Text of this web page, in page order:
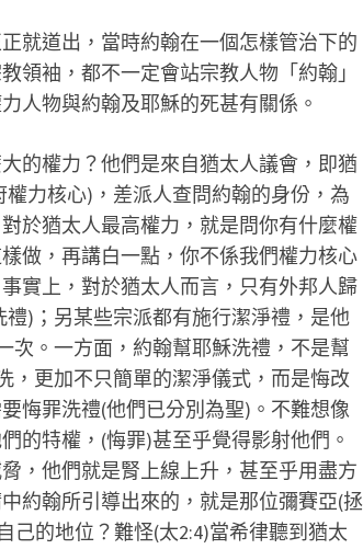
就道出，當時約翰在一個怎樣管治下的
領袖，都不一定會站宗教人物「約翰」
人物與約翰及耶穌的死甚有關係。
的權力？他們是來自猶太人議會，即猶
力核心)，差派人查問約翰的身份，為
於猶太人最高權力，就是問你有什麼權
做，再講白一點，你不係我們權力核心
實上，對於猶太人而言，只有外邦人歸
)；另某些宗派都有施行潔淨禮，是他
次。一方面，約翰幫耶穌洗禮，不是幫
，更加不只簡單的潔淨儀式，而是悔改
悔罪洗禮(他們已分別為聖)。不難想像
的特權，(悔罪)甚至乎覺得影射他們。
，他們就是腎上線上升，甚至乎用盡方
約翰所引導出來的，就是那位彌賽亞(拯
的地位？難怪(太2:4)當希律聽到猶太